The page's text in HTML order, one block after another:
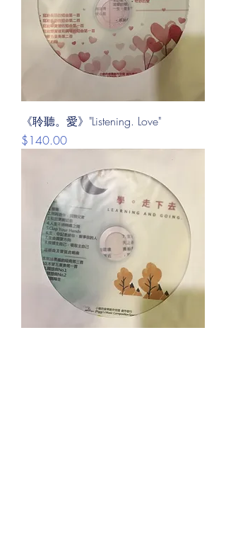
《聆聽。愛》"Listening. Love"
價格
$140.00